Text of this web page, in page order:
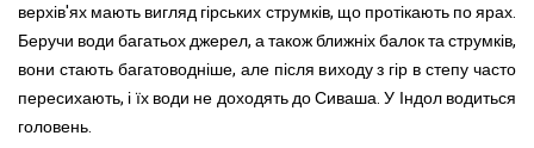
верхів'ях мають вигляд гірських струмків, що протікають по ярах.
Беручи води багатьох джерел, а також ближніх балок та струмків,
вони стають багатоводніше, але після виходу з гір в степу часто
пересихають, і їх води не доходять до Сиваша. У Індол водиться
головень.